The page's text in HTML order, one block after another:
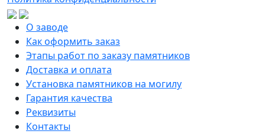
О заводе
Как оформить заказ
Этапы работ по заказу памятников
Доставка и оплата
Установка памятников на могилу
Гарантия качества
Реквизиты
Контакты